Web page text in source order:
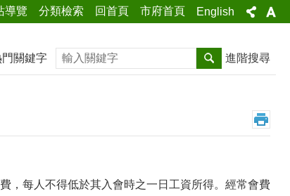
導覽 分類檢索 回首頁 市府首頁 English
門關鍵字 搜尋 進階搜尋
，每人不得低於其入會時之一日工資所得。經常會費